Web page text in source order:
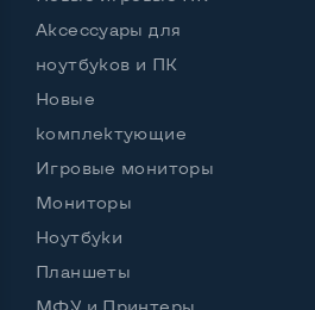
Возможности аккумулятора:
Работа от аккумулятора, Ч, мин
Батарея съемная
Питание через повербанк
Аккумулятор съемный
Аксессуары для
ноутбуков и ПК
Новые
комплектующие
Игровые мониторы
Мониторы
Ноутбуки
Планшеты